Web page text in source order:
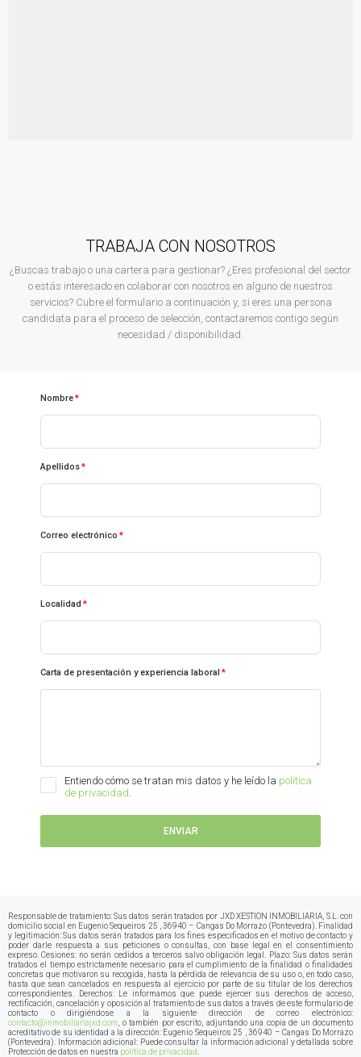
TRABAJA CON NOSOTROS
¿Buscas trabajo o una cartera para gestionar? ¿Eres profesional del sector
o estás interesado en colaborar con nosotros en alguno de nuestros
servicios? Cubre el formulario a continuación y, si eres una persona
candidata para el proceso de selección, contactaremos contigo según
necesidad / disponibilidad.
Nombre
Apellidos
Correo electrónico
Localidad
Carta de presentación y experiencia laboral
Entiendo cómo se tratan mis datos y he leído la política
de privacidad.
ENVIAR
Responsable de tratamiento: Sus datos serán tratados por JXD XESTION INMOBILIARIA, S.L. con
domicilio social en Eugenio Sequeiros 25 , 36940 – Cangas Do Morrazo (Pontevedra). Finalidad
y legitimación: Sus datos serán tratados para los fines especificados en el motivo de contacto y
poder darle respuesta a sus peticiones o consultas, con base legal en el consentimiento
expreso. Cesiones: no serán cedidos a terceros salvo obligación legal. Plazo: Sus datos serán
tratados el tiempo estrictamente necesario para el cumplimiento de la finalidad o finalidades
concretas que motivaron su recogida, hasta la pérdida de relevancia de su uso o, en todo caso,
hasta que sean cancelados en respuesta al ejercicio por parte de su titular de los derechos
correspondientes. Derechos: Le informamos que puede ejercer sus derechos de acceso,
rectificación, cancelación y oposición al tratamiento de sus datos a través de este formulario de
contacto o dirigiéndose a la siguiente dirección de correo electrónico:
contacto@inmobiliariajxd.com , o también por escrito, adjuntando una copia de un documento
acreditativo de su identidad a la dirección: Eugenio Sequeiros 25 , 36940 – Cangas Do Morrazo
(Pontevedra)
Información adicional: Puede consultar la información adicional y detallada sobre
Protección de datos en nuestra política de privacidad